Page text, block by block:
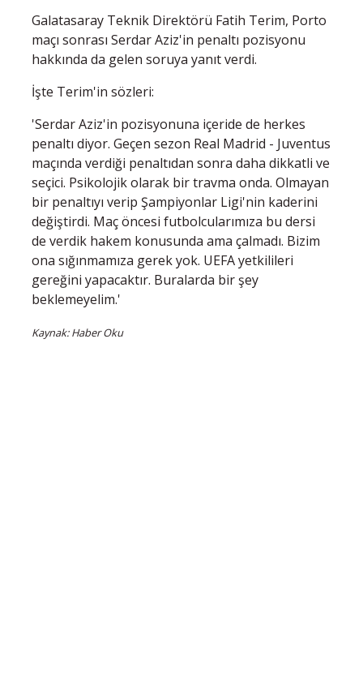
Galatasaray Teknik Direktörü Fatih Terim, Porto
maçı sonrası Serdar Aziz'in penaltı pozisyonu
hakkında da gelen soruya yanıt verdi.
İşte Terim'in sözleri:
'Serdar Aziz'in pozisyonuna içeride de herkes
penaltı diyor. Geçen sezon Real Madrid - Juventus
maçında verdiği penaltıdan sonra daha dikkatli ve
seçici. Psikolojik olarak bir travma onda. Olmayan
bir penaltıyı verip Şampiyonlar Ligi'nin kaderini
değiştirdi. Maç öncesi futbolcularımıza bu dersi
de verdik hakem konusunda ama çalmadı. Bizim
ona sığınmamıza gerek yok. UEFA yetkilileri
gereğini yapacaktır. Buralarda bir şey
beklemeyelim.'
Kaynak: Haber Oku